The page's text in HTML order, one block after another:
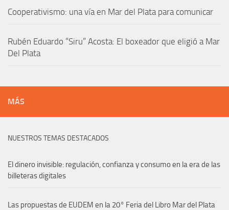
Cooperativismo: una vía en Mar del Plata para comunicar
Rubén Eduardo “Siru” Acosta: El boxeador que eligió a Mar
Del Plata
MÁS
NUESTROS TEMAS DESTACADOS
El dinero invisible: regulación, confianza y consumo en la era de las
billeteras digitales
Las propuestas de EUDEM en la 20° Feria del Libro Mar del Plata